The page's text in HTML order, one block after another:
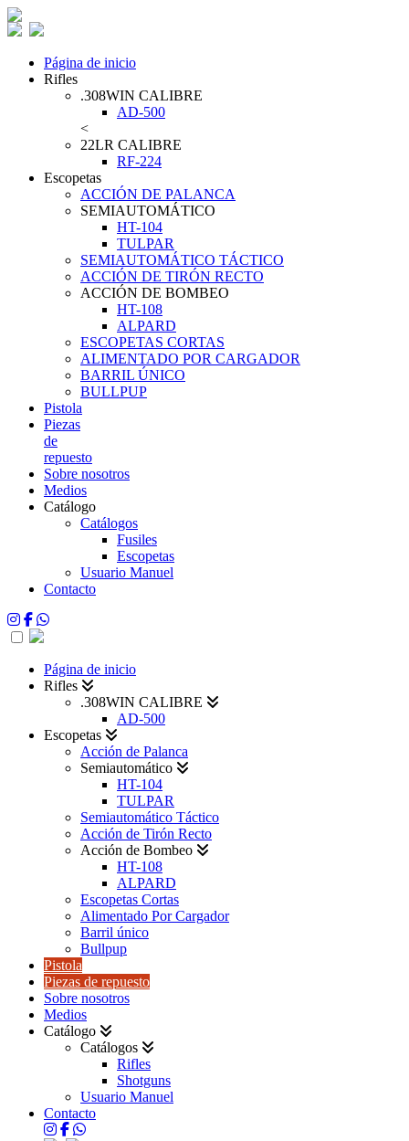
Página de inicio
Rifles
.308WIN CALIBRE
AD-500
<
22LR CALIBRE
RF-224
Escopetas
ACCIÓN DE PALANCA
SEMIAUTOMÁTICO
HT-104
TULPAR
SEMIAUTOMÁTICO TÁCTICO
ACCIÓN DE TIRÓN RECTO
ACCIÓN DE BOMBEO
HT-108
ALPARD
ESCOPETAS CORTAS
ALIMENTADO POR CARGADOR
BARRIL ÚNICO
BULLPUP
Pistola
Piezas
de
repuesto
Sobre nosotros
Medios
Catálogo
Catálogos
Fusiles
Escopetas
Usuario Manuel
Contacto
Página de inicio
Rifles
.308WIN CALIBRE
AD-500
Escopetas
Acción de Palanca
Semiautomático
HT-104
TULPAR
Semiautomático Táctico
Acción de Tirón Recto
Acción de Bombeo
HT-108
ALPARD
Escopetas Cortas
Alimentado Por Cargador
Barril único
Bullpup
Pistola
Piezas de repuesto
Sobre nosotros
Medios
Catálogo
Catálogos
Rifles
Shotguns
Usuario Manuel
Contacto